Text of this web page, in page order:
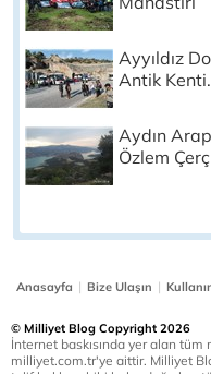
Ayyıldız
Antik
Aydın
Özlem
Anasayfa | Bize Ulaşın |
© Milliyet Blog Copyright 2026
İnternet baskısında yer alan
milliyet.com.tr'ye aittir. Milliyet